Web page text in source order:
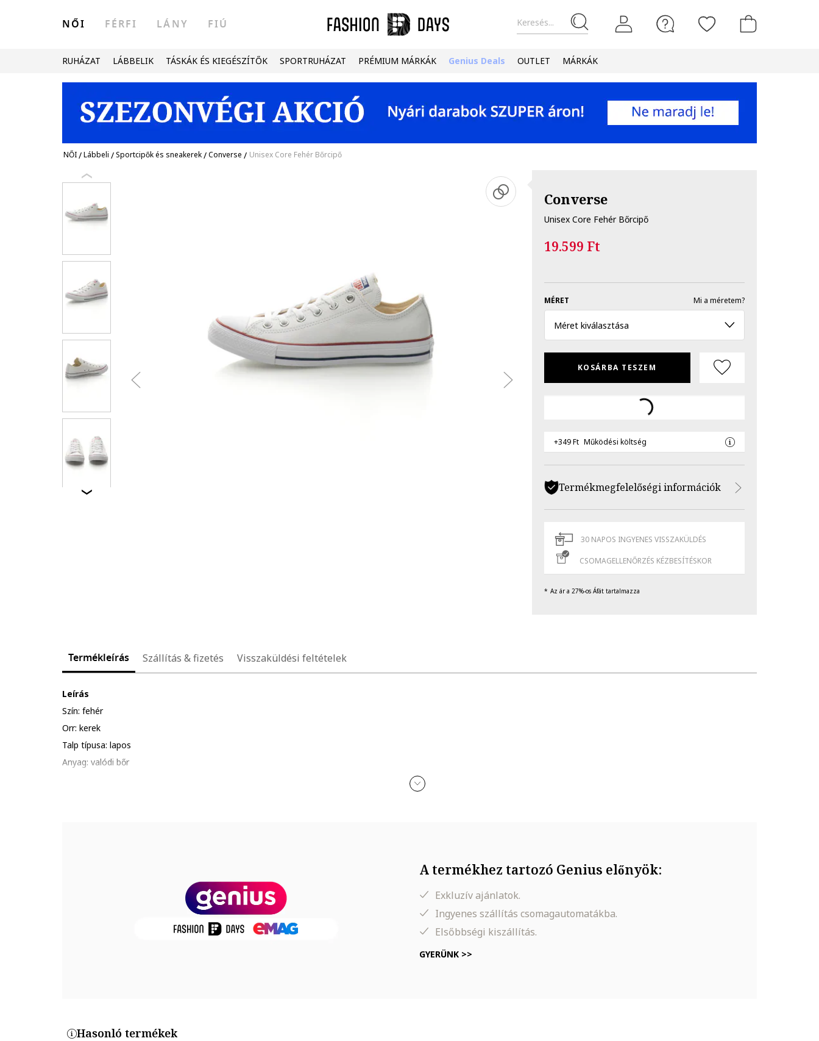
Keresés...
NŐI FÉRFI LÁNY FIÚ
RUHÁZAT LÁBBELIK TÁSKÁK ÉS KIEGÉSZÍTŐK SPORTRUHÁZAT PRÉMIUM MÁRKÁK Genius Deals OUTLET MÁRKÁK
NŐI/Lábbeli /Sportcipők és sneakerek/Converse / Unisex Core Fehér Bőrcipő
Converse
Unisex Core Fehér Bőrcipő
19.599 Ft
MÉRET Mi a méretem?
Méret kiválasztása
KOSÁRBA TESZEM
+349 Ft Működési költség
Termékmegfelelőségi információk
30 NAPOS INGYENES VISSZAKÜLDÉS
CSOMAGELLENŐRZÉS KÉZBESÍTÉSKOR
Az ár a 27%-os Áfát tartalmazza
Termékleírás Szállítás & fizetés Visszaküldési feltételek
Leírás
Szín: fehér
Orr: kerek
Talp típusa: lapos
Anyag: valódi bőr
A termékhez tartozó Genius előnyök:
Exkluzív ajánlatok.
Ingyenes szállítás csomagautomatákba.
Elsőbbségi kiszállítás.
GYERÜNK >>
Hasonló termékek